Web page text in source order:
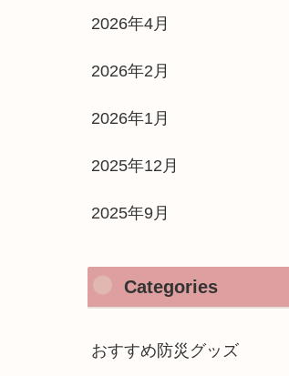
2026年4月
2026年2月
2026年1月
2025年12月
2025年9月
Categories
おすすめ防災グッズ